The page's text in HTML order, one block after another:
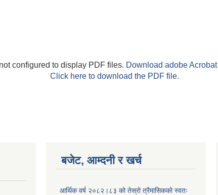
configured to display PDF files. Download adobe Acrobat
Click here to download the PDF file.
बजेट, आम्दनी र खर्च
आर्थिक वर्ष २०८२।८३ को तेस्रो त्रैमासिकको स्वतः